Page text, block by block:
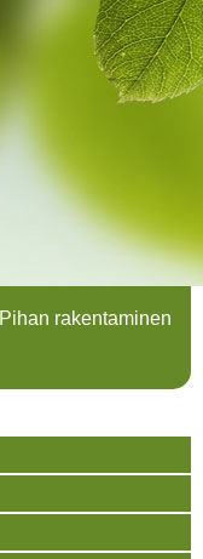
Pihan rakentaminen